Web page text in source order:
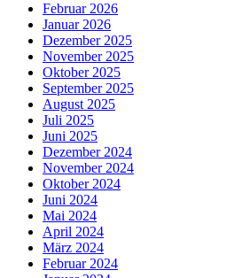
Februar 2026
Januar 2026
Dezember 2025
November 2025
Oktober 2025
September 2025
August 2025
Juli 2025
Juni 2025
Dezember 2024
November 2024
Oktober 2024
Juni 2024
Mai 2024
April 2024
März 2024
Februar 2024